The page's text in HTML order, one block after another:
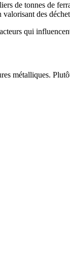
de tonnes de
des
qui
métalliques.